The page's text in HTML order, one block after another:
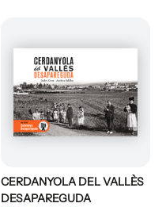
CERDANYOLA DEL VALLÈS
DESAPAREGUDA